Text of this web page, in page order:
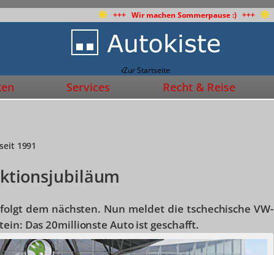
+++ Wir machen Sommerpause :) +++
Zur Startseite
Services Recht & Reise
1991
dem nächsten. Nun meldet die tschechische VW-
Das 20millionste Auto ist geschafft.